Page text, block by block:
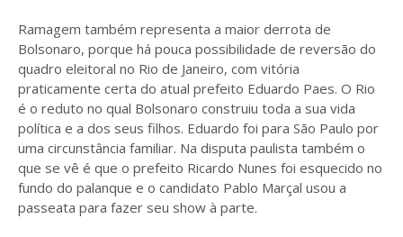
Ramagem também representa a maior derrota de
Bolsonaro, porque há pouca possibilidade de reversão do
quadro eleitoral no Rio de Janeiro, com vitória
praticamente certa do atual prefeito Eduardo Paes. O Rio
é o reduto no qual Bolsonaro construiu toda a sua vida
política e a dos seus filhos. Eduardo foi para São Paulo por
uma circunstância familiar. Na disputa paulista também o
que se vê é que o prefeito Ricardo Nunes foi esquecido no
fundo do palanque e o candidato Pablo Marçal usou a
passeata para fazer seu show à parte.